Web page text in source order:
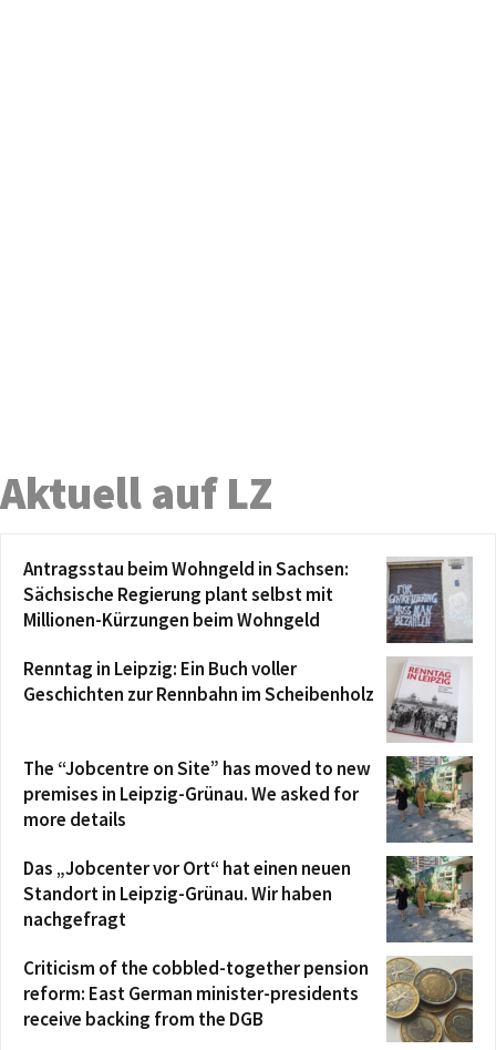
Aktuell auf LZ
Antragsstau beim Wohngeld in Sachsen:
Sächsische Regierung plant selbst mit
Millionen-Kürzungen beim Wohngeld
Renntag in Leipzig: Ein Buch voller
Geschichten zur Rennbahn im Scheibenholz
The “Jobcentre on Site” has moved to new
premises in Leipzig-Grünau. We asked for
more details
Das „Jobcenter vor Ort“ hat einen neuen
Standort in Leipzig-Grünau. Wir haben
nachgefragt
Criticism of the cobbled-together pension
reform: East German minister-presidents
receive backing from the DGB